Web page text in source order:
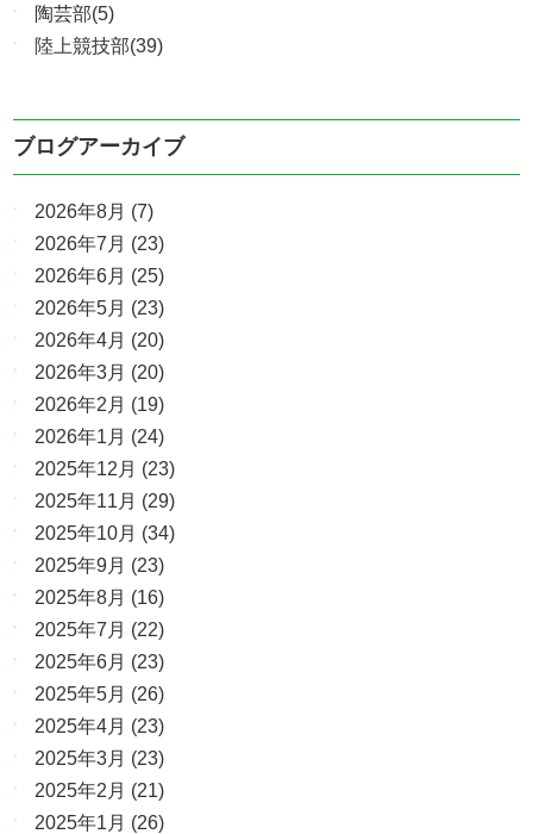
陶芸部(5)
陸上競技部(39)
ブログアーカイブ
2026年8月 (7)
2026年7月 (23)
2026年6月 (25)
2026年5月 (23)
2026年4月 (20)
2026年3月 (20)
2026年2月 (19)
2026年1月 (24)
2025年12月 (23)
2025年11月 (29)
2025年10月 (34)
2025年9月 (23)
2025年8月 (16)
2025年7月 (22)
2025年6月 (23)
2025年5月 (26)
2025年4月 (23)
2025年3月 (23)
2025年2月 (21)
2025年1月 (26)